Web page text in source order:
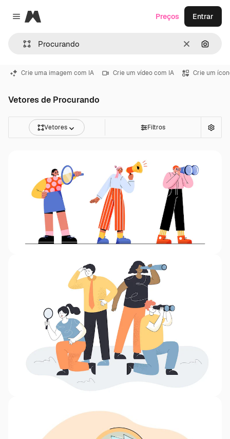
Close menu
Magnific
Limpar
Preços Entrar
Crie uma imagem com IA Crie um vídeo com IA Crie um
Vetores de Procurando
Vetores Filtros